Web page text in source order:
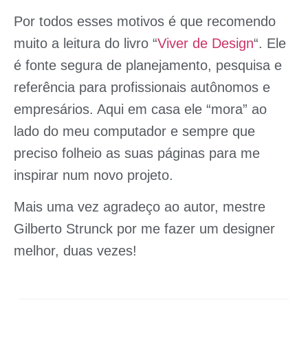
Por todos esses motivos é que recomendo
muito a leitura do livro “Viver de Design“. Ele
é fonte segura de planejamento, pesquisa e
referência para profissionais autônomos e
empresários. Aqui em casa ele “mora” ao
lado do meu computador e sempre que
preciso folheio as suas páginas para me
inspirar num novo projeto.
Mais uma vez agradeço ao autor, mestre
Gilberto Strunck por me fazer um designer
melhor, duas vezes!